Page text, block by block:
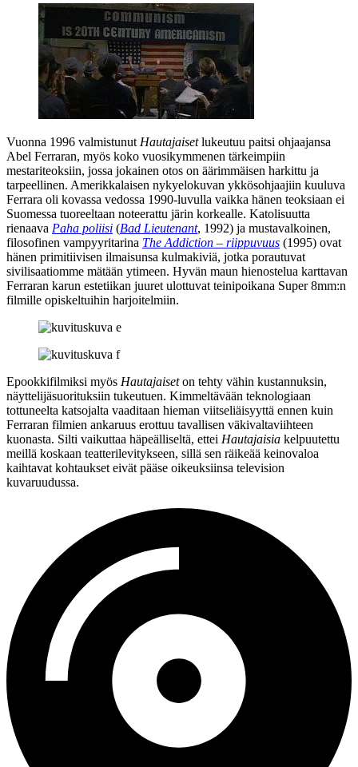
Vuonna 1996 valmistunut Hautajaisetlukeutuu paitsi ohjaajansa
Abel Ferraran, myös koko vuosikymmenen tärkeimpiin
mestariteoksiin, jossa jokainen otos on äärimmäisen harkittu ja
tarpeellinen. Amerikkalaisen nykyelokuvan ykkösohjaajiin kuuluva
Ferrara oli kovassa vedossa 1990‑luvulla vaikka hänen teoksiaan ei
Suomessa tuoreeltaan noteerattu järin korkealle. Katolisuutta
rienaava Paha poliisi (Bad Lieutenant, 1992) ja mustavalkoinen,
filosofinen vampyyritarina The Addiction – riippuvuus (1995) ovat
hänen primitiivisen ilmaisunsa kulmakiviä, jotka porautuvat
sivilisaatiomme mätään ytimeen. Hyvän maun hienostelua karttavan
Ferraran karun estetiikan juuret ulottuvat teinipoikana Super 8mm:n
filmille opiskeltuihin harjoitelmiin.
Epookkifilmiksi myös Hautajaiseton tehty vähin kustannuksin,
näyttelijäsuorituksiin tukeutuen. Kimmeltävään teknologiaan
tottuneelta katsojalta vaaditaan hieman viitseliäisyyttä ennen kuin
Ferraran filmien ankaruus erottuu tavallisen väkivaltaviihteen
kuonasta. Silti vaikuttaa häpeälliseltä, ettei Hautajaisia kelpuutettu
meillä koskaan teatterilevitykseen, sillä sen räikeää keinovaloa
kaihtavat kohtaukset eivät pääse oikeuksiinsa television
kuvaruudussa.